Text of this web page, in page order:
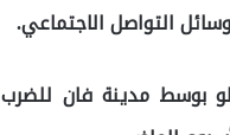
التواصل الاجتماعي.
بوسط مدينة فان